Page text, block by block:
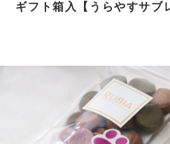
ギフト箱入【うらやすサブ